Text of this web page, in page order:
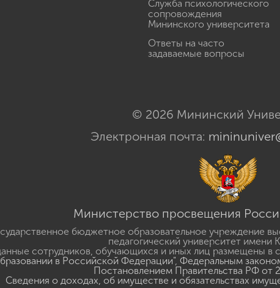
Служба психологического
сопровождения
Мининского университета
Ответы на часто
задаваемые вопросы
© 2026 Мининский
Электронная почта:
Министерство просвещения
бюджетное образовательное учреждение
педагогический университет имени
сотрудников, обучающихся и иных лиц размещены в
в Российской Федерации", Федеральным
Постановлением Правительства РФ от
Сведения о доходах, об имуществе и обязательствах